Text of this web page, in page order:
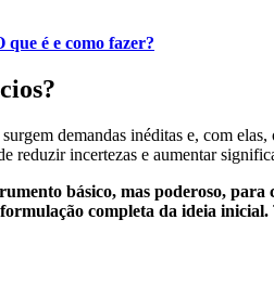
que é e como fazer?
surgem demandas inéditas e, com
reduzir incertezas e aumentar
básico, mas poderoso, para
completa da ideia inicial.